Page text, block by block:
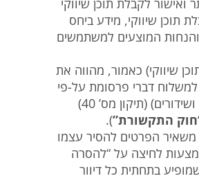
לקבלת תוכן שיווקי
תוכן שיווקי, מידע ביחס
המוצעים למשתמשים
שיווקי) כאמור, מהווה את
דברי פרסומת על-פי
חוק התקשורת (בזק ושידורים) (תיקון מס’ 40)
התקשורת”).
הפרטים להסיר עצמו
לחיצה על “להסרה
בתחתית כל דיוור